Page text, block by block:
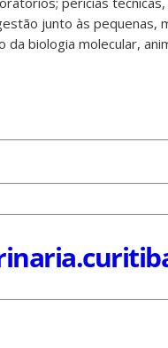
junto às
da biologia molecular,